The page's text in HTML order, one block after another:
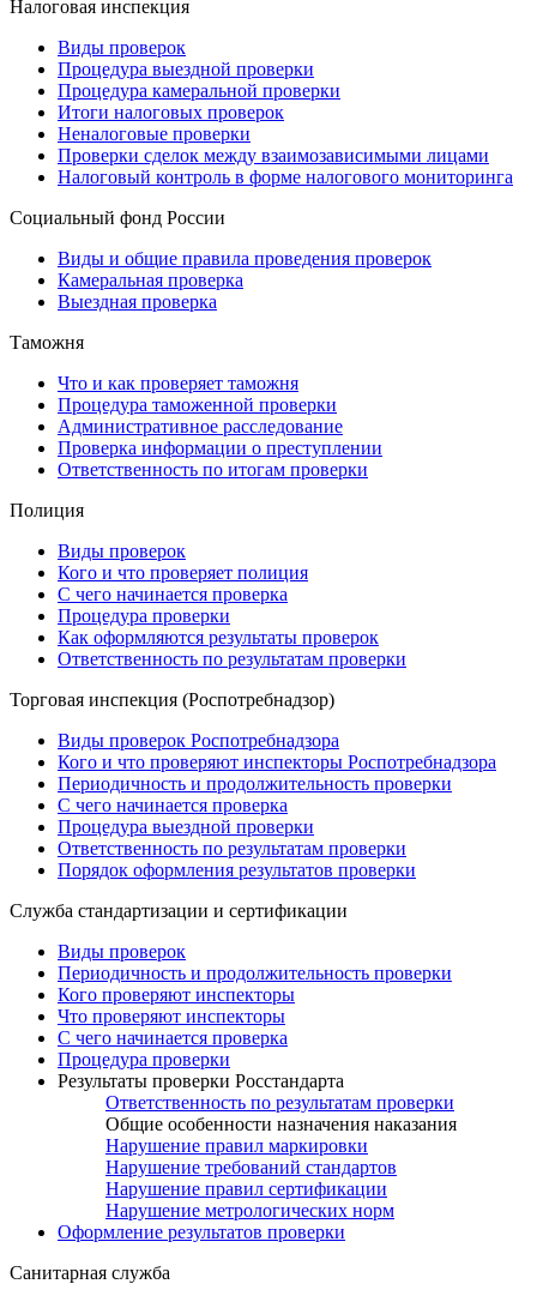
Налоговая инспекция
Виды проверок
Процедура выездной проверки
Процедура камеральной проверки
Итоги налоговых проверок
Неналоговые проверки
Проверки сделок между взаимозависимыми лицами
Налоговый контроль в форме налогового мониторинга
Социальный фонд России
Виды и общие правила проведения проверок
Камеральная проверка
Выездная проверка
Таможня
Что и как проверяет таможня
Процедура таможенной проверки
Административное расследование
Проверка информации о преступлении
Ответственность по итогам проверки
Полиция
Виды проверок
Кого и что проверяет полиция
С чего начинается проверка
Процедура проверки
Как оформляются результаты проверок
Ответственность по результатам проверки
Торговая инспекция (Роспотребнадзор)
Виды проверок Роспотребнадзора
Кого и что проверяют инспекторы Роспотребнадзора
Периодичность и продолжительность проверки
С чего начинается проверка
Процедура выездной проверки
Ответственность по результатам проверки
Порядок оформления результатов проверки
Служба стандартизации и сертификации
Виды проверок
Периодичность и продолжительность проверки
Кого проверяют инспекторы
Что проверяют инспекторы
С чего начинается проверка
Процедура проверки
Результаты проверки Росстандарта
Ответственность по результатам проверки
Общие особенности назначения наказания
Нарушение правил маркировки
Нарушение требований стандартов
Нарушение правил сертификации
Нарушение метрологических норм
Оформление результатов проверки
Санитарная служба